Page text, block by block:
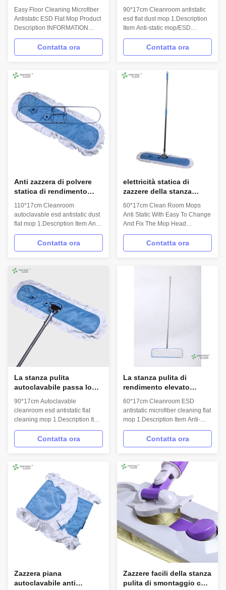
zazzera del pavimento di
ESD ha approvato
Easy Floor Cleaning Microfiber
Antistatic ESD Flat Mop Product
Description INFORMATION
Model No.: H-003 Material:
Microfiber,PP,steel Mop head
size:12cm*35cm;cloth:22cm*45.5cm
FEATURES Lint free Super
head cloth washable Easy to
change and fix the ...
Contatta ora
fabbrica alimento/dello
stabilimento chimico
90*17cm Cleanroom antistatic
esd flat dust mop 1.Description
Item Anti-static mop/ESD
mop/Clean room mop Model
No. H-004 Material
Microfiber,PP,Stainless steel
size 90*17cm Weight 1.5 kg
2.Features Anti-static,Eco-
friendly Easy disassembly,good
absorbability,excellent ...
Contatta ora
Anti zazzera di polvere
statica di rendimento
rotazione di 360 gradi
smontabile
110*17cm Cleanroom
autoclavable esd antistatic dust
flat mop 1.Description Item Anti-
static mop/ESD mop/Clean
room mop Model No. H-004
Material Microfiber,PP,Stainless
head size 110*17cm Weight 1.5
kg 2.Features Anti-static,Eco-
friendly Easy disassembly,good
absorbability...
Contatta ora
elettricità statica di
zazzere della stanza
con facile cambiare e
riparare la testa di
60*17cm Clean Room Mops
Anti Static With Easy To Change
And Fix The Mop Head
.Description Item Anti-static
mop/ESD mop/Clean room mop
Model No. H-004 Material
size 60*17cm Weight 70g
2.Features Anti-static,Eco-
Contatta ora
La stanza pulita
autoclavabile passa lo
veloce di 90*17cm per la
fabbrica farmaceutica
90*17cm Autoclavable
cleanroom esd antistatic flat
cleaning mop 1.Description Item
Anti-static mop/ESD mop/Clean
room mop Model No. H-004
Material Microfiber,PP,Stainless
head size 90*17cm Weight 1.5
kg 2.Features Anti-static,Eco-
friendly Easy disassembly,good
absorbabilit...
Contatta ora
La stanza pulita di
rendimento elevato
60*17cm per la fabbrica
farmaceutica
60*17cm Cleanroom ESD
antistatic microfiber cleaning flat
mop 1.Description Item Anti-
static mop/ESD mop/Clean
room mop Model No. H-004
Material Microfiber,PP,Stainless
head size 60*17cm Weight 70g
2.Features Anti-static,Eco-
friendly Easy disassembly,good
absorbability...
Contatta ora
Zazzera piana
autoclavabile anti
Zazzere facili della stanza
pulita di smontaggio con